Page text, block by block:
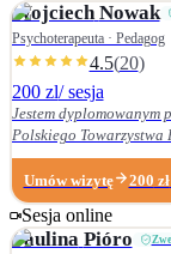
Wojciech Nowak
Psychoterapeuta · Pedagog
4.5(20)
200 zl/ sesja
Jestem dyplomowanym
Polskiego Towarzystwa
terapeutycznej
zainteresowania
zaburzeń osobowości,
małżeńskich i rodzinnych.
Wydział Nauk
Umów wizytę 200 zł
Sesja online
Paulina Pióro